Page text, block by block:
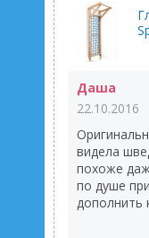
Даша
22.10.2016
видела
похоже
по душе
дополнить